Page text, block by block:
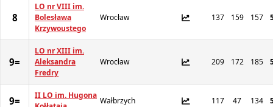
8
LO nr VIII im.
Bolesława
Krzywoustego
Wrocław 137 159 157
9=
LO nr XIII im.
Aleksandra
Fredry
Wrocław 209 172 185
9=
II LO im. Hugona
Wałbrzych 117 47 134